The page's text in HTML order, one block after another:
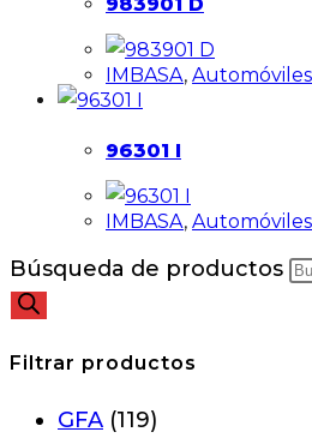
IMBASA,
96301 I
IMBASA,
Búsqueda de productos
Filtrar productos
GFA (119)